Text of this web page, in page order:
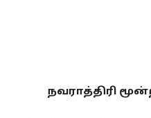
நவராத்திரி